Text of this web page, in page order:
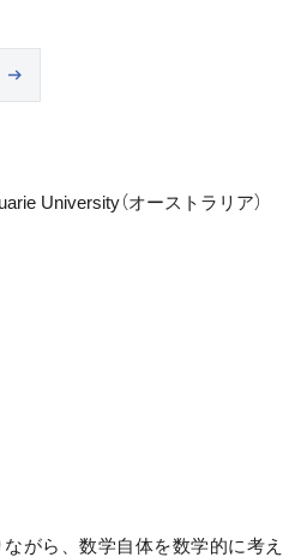
University（オーストラリア）
がら、数学自体を数学的に考え